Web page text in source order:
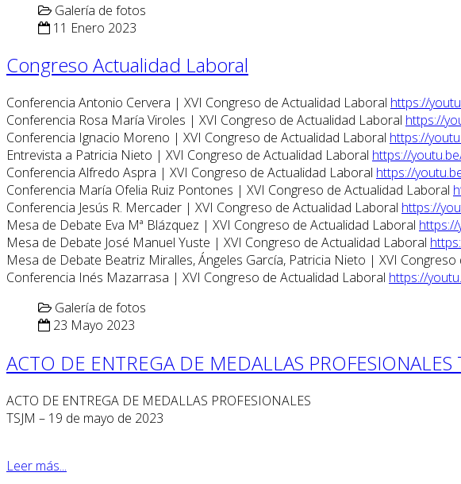
Galería de fotos
11 Enero 2023
Congreso Actualidad Laboral
Conferencia Antonio Cervera | XVI Congreso de Actualidad Laboral https://
Conferencia Rosa María Viroles | XVI Congreso de Actualidad Laboral https://
Conferencia Ignacio Moreno | XVI Congreso de Actualidad Laboral https://
Entrevista a Patricia Nieto | XVI Congreso de Actualidad Laboral https://
Conferencia Alfredo Aspra | XVI Congreso de Actualidad Laboral https://
Conferencia María Ofelia Ruiz Pontones | XVI Congreso de Actualidad Laboral
Conferencia Jesús R. Mercader | XVI Congreso de Actualidad Laboral https://
Mesa de Debate Eva Mª Blázquez | XVI Congreso de Actualidad Laboral https://
Mesa de Debate José Manuel Yuste | XVI Congreso de Actualidad Laboral
Mesa de Debate Beatriz Miralles, Ángeles García, Patricia Nieto | XVI
Conferencia Inés Mazarrasa | XVI Congreso de Actualidad Laboral https://
Galería de fotos
23 Mayo 2023
ACTO DE ENTREGA DE MEDALLAS PROFESIONALES
ACTO DE ENTREGA DE MEDALLAS PROFESIONALES
TSJM – 19 de mayo de 2023
Leer más...